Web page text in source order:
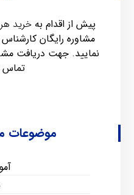
پیش از اقدام به خرید
مشاوره رایگان
نمایید. جهت دریافت
تماس
موضوعات